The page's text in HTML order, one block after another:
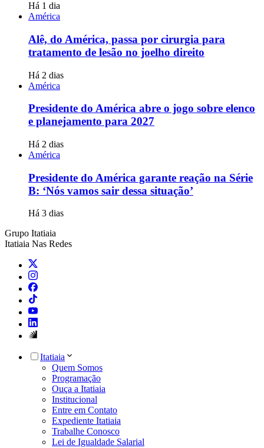
Há 1 dia
América
Alê, do América, passa por cirurgia para
tratamento de lesão no joelho direito
Há 2 dias
América
Presidente do América abre o jogo sobre elenco
e planejamento para 2027
Há 2 dias
América
Presidente do América garante reação na Série
B: ‘Nós vamos sair dessa situação’
Há 3 dias
Grupo Itatiaia
Itatiaia Nas Redes
Itatiaia
Quem Somos
Programação
Ouça a Itatiaia
Institucional
Entre em Contato
Expediente Itatiaia
Trabalhe Conosco
Lei de Igualdade Salarial